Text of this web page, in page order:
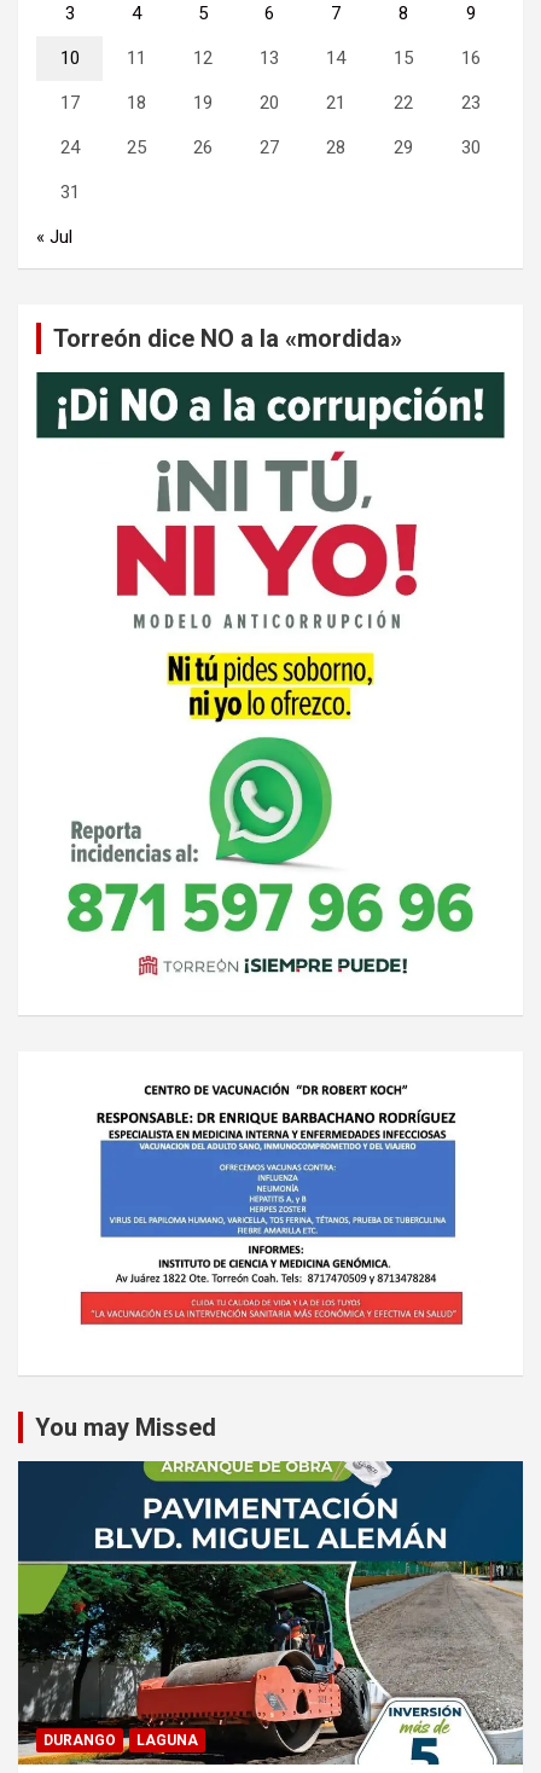
3 4 5 6 7 8 9
10 11 12 13 14 15 16
17 18 19 20 21 22 23
24 25 26 27 28 29 30
31
« Jul
Torreón dice NO a la «mordida»
You may Missed
DURANGO LAGUNA